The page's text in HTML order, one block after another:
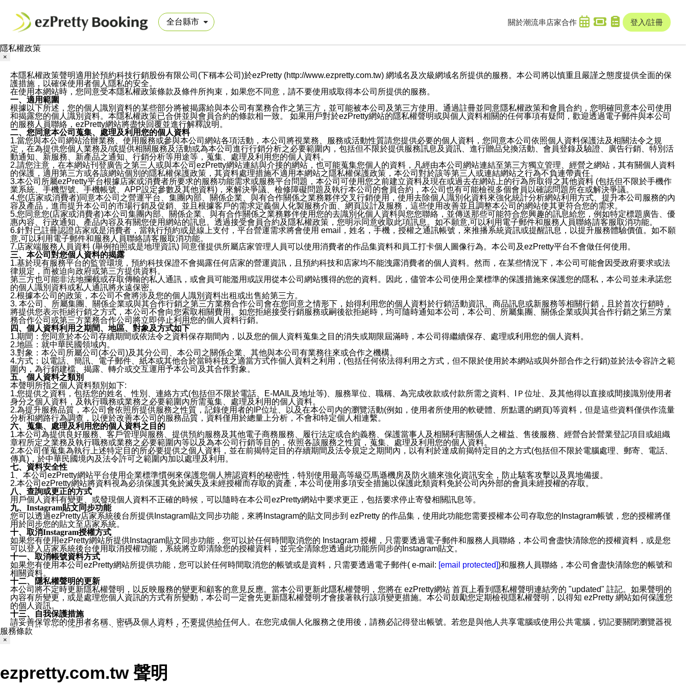
關於潮流串 店家合作 登入/註冊
隱私權政策
×
本隱私權政策聲明適用於預約科技行銷股份有限公司(下稱本公司)於ezPretty (http://www.ezpretty.com.tw) 網域名及次級網域名所提供的服務。本公司將以慎重且嚴謹之態度提供全面的保
護措施，以確保使用者個人隱私的安全。
在使用本網站時，您同意受本隱私權政策條款及條件所拘束，如果您不同意，請不要使用或取得本公司所提供的服務。
一、適用範圍
根據以下所述，您的個人識別資料的某些部分將被揭露給與本公司有業務合作之第三方，並可能被本公司及第三方使用。通過註冊並同意隱私權政策和會員合約，您明確同意本公司使用
和揭露您的個人識別資料。本隱私權政策已合併並與會員合約的條款相一致。 如果用戶對於ezPretty網站的隱私權聲明或與個人資料相關的任何事項有疑問，歡迎透過電子郵件與本公司
的服務人員聯絡，ezPretty網站將盡快回覆並進行解釋說明。
二、您同意本公司蒐集、處理及利用您的個人資料
1.當您與本公司網站洽辦業務、使用服務或參與本公司網站各項活動，本公司將視業務、服務或活動性質請您提供必要的個人資料，您同意本公司依照個人資料保護法及相關法令之規
定，在為提供您個人業務及/或提供相關服務及活動或為本公司進行行銷分析之必要範圍內，包括但不限於提供服務訊息及資訊、進行贈品兌換活動、會員登錄及驗證、廣告行銷、特別活
動通知、新服務、新產品之通知、行銷分析等用途等，蒐集、處理及利用您的個人資料。
2.請您注意，在本網站刊登廣告之第三人或與本公司ezPretty網站連結與介接的網站，也可能蒐集您個人的資料，凡經由本公司網站連結至第三方獨立管理、經營之網站，其有關個人資料
的保護，適用第三方或各該網站個別的隱私權保護政策，其資料處理措施不適用本網站之隱私權保護政策，本公司對於該等第三人或連結網站之行為不負連帶責任。
3.本公司所屬ezPretty平台根據店家或消費者所要求的服務功能需求或服務平台問題，本公司可使用您之前建立資料及現在或過去在網站上的行為所取得之其他資料 (包括但不限於手機作
業系統、手機型號、手機帳號、APP設定參數及其他資料)，來解決爭議、檢修障礙問題及執行本公司的會員合約，本公司也有可能檢視多個會員以確認問題所在或解決爭議。
4.您(店家或消費者)同意本公司之營運平台、集團內部、關係企業、與有合作關係之業務夥伴交叉行銷使用，使用去除個人識別化資料來強化統計分析網站利用方式、提升本公司服務的內
容及產品，進而提升本公司的市場行銷及促銷、並且根據客戶的需求定義個人化製服務介面、網頁設計及服務，這些使用改善並且調整本公司的網站使其更符合您的需求。
5.您同意您(店家或消費者)本公司集團內部、關係企業、與有合作關係之業務夥伴使用您的去識別化個人資料與您您聯絡，並傳送那些可能符合您興趣的訊息給您，例如特定標題廣告、優
惠內容、行政通知、產品內容及有關您使用網站的訊息。透過接受會員合約及隱私權政策，您明示同意收取此項訊息。如不願意,可以利用電子郵件和服務人員聯絡請客服取消功能。
6.針對已註冊認證店家或是消費者，當執行預約或是線上支付，平台營運需求將會使用 email，姓名，手機，授權之通訊帳號，來推播系統資訊或提醒訊息，以提升服務體驗價值。如不願
意,可以利用電子郵件和服務人員聯絡請客服取消功能。
7.店家端服務人員資料 (舉例拍照或是地理資訊) 同意僅提供所屬店家管理人員可以使用消費者的作品集資料和員工打卡個人圖像行為。本公司及ezPretty平台不會做任何使用。
三、本公司對您個人資料的揭露
1.基於現有服務平台的監管環境，預約科技保證不會揭露任何店家的營運資訊，且預約科技和店家均不能洩露消費者的個人資料。然而，在某些情況下，本公司可能會因受政府要求或法
律規定，而被迫向政府或第三方提供資料。
第三方也可能非法地攔截或存取傳輸的私人通訊，或會員可能濫用或誤用從本公司網站獲得的您的資料。因此，儘管本公司使用企業標準的保護措施來保護您的隱私，本公司並未承諾您
的個人識別資料或私人通訊將永遠保密。
2.根據本公司的政策，本公司不會將涉及您的個人識別資料出租或出售給第三方。
3. 本公司、所屬集團、關係企業或與其合作行銷之第三方業務合作公司會在您同意之情形下，始得利用您的個人資料於行銷活動資訊、商品訊息或新服務等相關行銷，且於首次行銷時，
將提供您表示拒絕行銷之方式，本公司不會向您索取相關費用。如您拒絕接受行銷服務或嗣後欲拒絕時，均可隨時通知本公司，本公司、所屬集團、關係企業或與其合作行銷之第三方業
務合作公司或第三方業務合作公司將立即停止利用您的個人資料行銷。
四、個人資料利用之期間、地區、對象及方式如下
1.期間：您同意於本公司存續期間或依法令之資料保存期間內，以及您的個人資料蒐集之目的消失或期限屆滿時，本公司得繼續保存、處理或利用您的個人資料。
2.地區：就中華民國領域內。
3.對象：本公司所屬公司(本公司)及其分公司、本公司之關係企業、其他與本公司有業務往來或合作之機構。
4.方式：以電話、簡訊、電子郵件、紙本或其他合於當時科技之適當方式作個人資料之利用，(包括任何依法得利用之方式，但不限於使用於本網站或與外部合作之行銷)並於法令容許之範
圍內，為行銷建檔、揭露、轉介或交互運用予本公司及其合作對象。
五、個人資料之類別
本聲明所指之個人資料類別如下:
1.您提供之資料，包括您的姓名、性別、連絡方式(包括但不限於電話、E-MAIL及地址等)、服務單位、職稱、為完成收款或付款所需之資料、IＰ位址、及其他得以直接或間接識別使用者
身分之個人資料，及執行職務或業務之必要範圍內所需蒐集、處理及利用的個人資料。
2.為提升服務品質，本公司會依照所提供服務之性質，記錄使用者的IP位址、以及在本公司內的瀏覽活動(例如，使用者所使用的軟硬體、所點選的網頁)等資料，但是這些資料僅供作流量
分析和網路行為調查，以便於改善本公司的服務品質，資料僅用於總量上分析，不會和特定個人相連繫。
六、蒐集、處理及利用您的個人資料之目的
1.本公司為提供良好服務、客戶管理與服務、提供預約服務及其他電子商務服務、履行法定或合約義務、保護當事人及相關利害關係人之權益、售後服務、經營合於營業登記項目或組織
章程所定之業務及執行職務或業務之必要範圍內等以及為本公司行銷等目的，依照各該服務之性質，蒐集、處理及利用您的個人資料。
2.本公司僅蒐集為執行上述特定目的所必要提供之個人資料，並在前揭特定目的存續期間及法令規定之期間內，以有利於達成前揭特定目的之方式(包括但不限於電腦處理、郵寄、電話、
傳真)，於中華民國境內及法令許可之範圍內加以處理及利用。
七、資料安全性
1、本公司ezPretty網站平台使用企業標準慣例來保護您個人辨認資料的秘密性，特別使用最高等級亞馬遜機房及防火牆來強化資訊安全，防止駭客攻擊以及異地備援。
2.本公司ezPretty網站將資料視為必須保護其免於滅失及未經授權而存取的資產，本公司使用多項安全措施以保護此類資料免於公司內外部的會員未經授權的存取。
八、查詢或更正的方式
用戶個人資料有變更、或發現個人資料不正確的時候，可以隨時在本公司ezPretty網站中要求更正，包括要求停止寄發相關訊息等。
九、Instagram貼文同步功能
您可以透過ezPretty店家系統後台所提供Instagram貼文同步功能，來將Instagram的貼文同步到 ezPretty 的作品集，使用此功能您需要授權本公司存取您的Instagram帳號，您的授權將僅
用於同步您的貼文至店家系統。
十、取消Instagram授權方式
如果您有使用ezPretty網站所提供Instagram貼文同步功能，您可以於任何時間取消您的 Instagram 授權，只需要透過電子郵件和服務人員聯絡，本公司會盡快清除您的授權資料，或是您
可以登入店家系統後台使用取消授權功能，系統將立即清除您的授權資料，並完全清除您透過此功能所同步的Instagram貼文。
十一、取消帳號資料方式
如果您有使用本公司ezPretty網站所提供功能，您可以於任何時間取消您的帳號或是資料，只需要透過電子郵件( e-mail: [email protected])和服務人員聯絡，本公司會盡快清除您的帳號和
相關資料。
十二、隱私權聲明的更新
本公司將不定時更新隱私權聲明，以反映服務的變更和顧客的意見反應。當本公司更新此隱私權聲明，您將在 ezPretty網站 首頁上看到隱私權聲明連結旁的 "updated" 註記。如果聲明的
內容有所變更，或是處理您個人資訊的方式有所變動，本公司一定會先更新隱私權聲明才會接著執行該項變更措施。本公司鼓勵您定期檢視隱私權聲明，以得知 ezPretty 網站如何保護您
的個人資訊。
十三、自我保護措施
請妥善保管您的使用者名稱、密碼及個人資料，不要提供給任何人。在您完成個人化服務之使用後，請務必記得登出帳號。若您是與他人共享電腦或使用公共電腦，切記要關閉瀏覽器視
窗，以防止他人讀取您的個人資料、信件或進入所機關管理區。
本公司/本服務將以通知型訊息傳送重要訊息給您。即使未加入本公司/本服務好友，您仍可接收到通知型訊息。
本公司/本服務傳送之通知型訊息以對您有效且重要的訊息為限，以廣告或其他目的的訊息皆不會被傳送。滿足以下三個條件者，將可收到通知型訊息。
服務條款
×
ezpretty.com.tw 聲明